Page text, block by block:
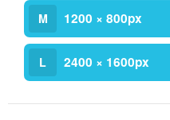
M 1200 × 800px
L 2400 × 1600px